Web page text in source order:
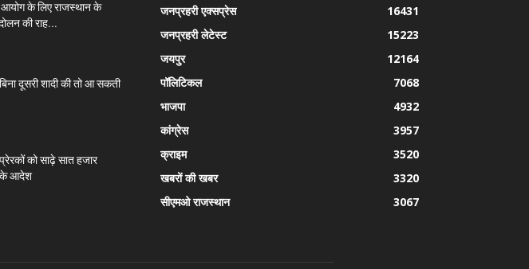
के लिए राजस्थान के
की राह...
दूसरी शादी की तो आ सकती
को साढ़े सात हजार
के आदेश
जनप्रहरी एक्सप्रेस
16431
जनप्रहरी लेटेस्ट
15223
जयपुर
12164
पॉलिटिकल
7068
भाजपा
4932
कांग्रेस
3957
क्राइम
3520
खबरों की खबर
3320
सीएमओ राजस्थान
3067